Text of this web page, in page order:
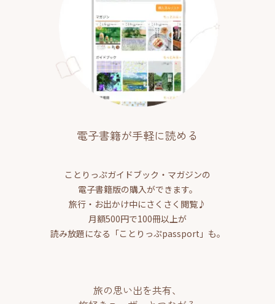
電子書籍が手軽に読める
ことりっぷガイドブック・マガジンの
電子書籍版の購入ができます。
旅行・お出かけ中にさくさく閲覧♪
月額500円で100冊以上が
読み放題になる「ことりっぷpassport」も。
旅の思い出を共有、